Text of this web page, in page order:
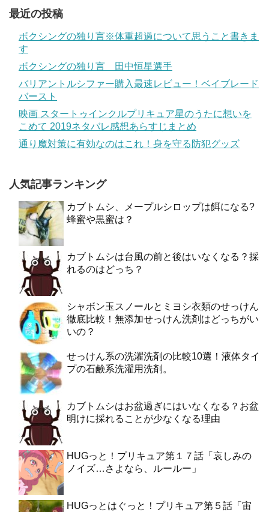
最近の投稿
ボクシングの独り言※体重超過について思うこと書きま
す
ボクシングの独り言 田中恒星選手
バリアントルシファー購入最速レビュー！ベイブレード
バースト
映画 スタートゥインクルプリキュア星のうたに想いを
こめて 2019ネタバレ感想あらすじまとめ
通り魔対策に有効なのはこれ！身を守る防犯グッズ
人気記事ランキング
カブトムシ、メープルシロップは餌になる?
蜂蜜や黒蜜は？
カブトムシは台風の前と後はいなくなる？採
れるのはどっち？
シャボン玉スノールとミヨシ衣類のせっけん
徹底比較！無添加せっけん洗剤はどっちがい
いの？
せっけん系の洗濯洗剤の比較10選！液体タイ
プの石鹸系洗濯用洗剤。
カブトムシはお盆過ぎにはいなくなる？お盆
明けに採れることが少なくなる理由
HUGっと！プリキュア第１７話「哀しみの
ノイズ…さよなら、ルールー」
HUGっとはぐっと！プリキュア第５話「宙